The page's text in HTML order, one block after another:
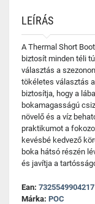
LEÍRÁS
A Thermal Short
biztosít minden téli
választás a
tökéletes választás
biztosítja, hogy a
bokamagasságú
növelő és a víz
praktikumot a
kevésbé kedvező
boka hátsó részén
és javítja a
Ean: 7325549904217
Márka: POC